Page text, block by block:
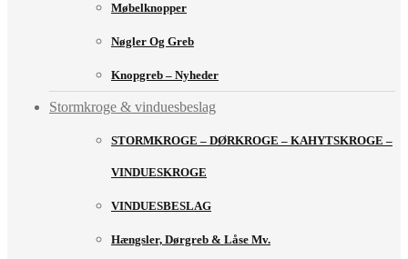
Møbelknopper
Nøgler Og Greb
Knopgreb – Nyheder
Stormkroge & vinduesbeslag
STORMKROGE – DØRKROGE – KAHYTSKROGE –
VINDUESKROGE
VINDUESBESLAG
Hængsler, Dørgreb & Låse Mv.